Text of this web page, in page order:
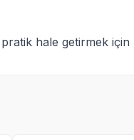
hale getirmek için